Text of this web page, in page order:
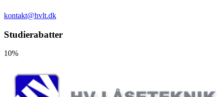
kontakt@hvlt.dk
Studierabatter
10%